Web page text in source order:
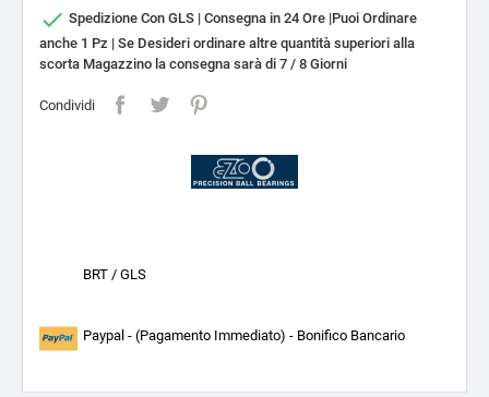
 Spedizione Con GLS | Consegna in 24 Ore |Puoi Ordinare
anche 1 Pz | Se Desideri ordinare altre quantità superiori alla
scorta Magazzino la consegna sarà di 7 / 8 Giorni
Condividi
BRT / GLS
Paypal - (Pagamento Immediato) - Bonifico Bancario